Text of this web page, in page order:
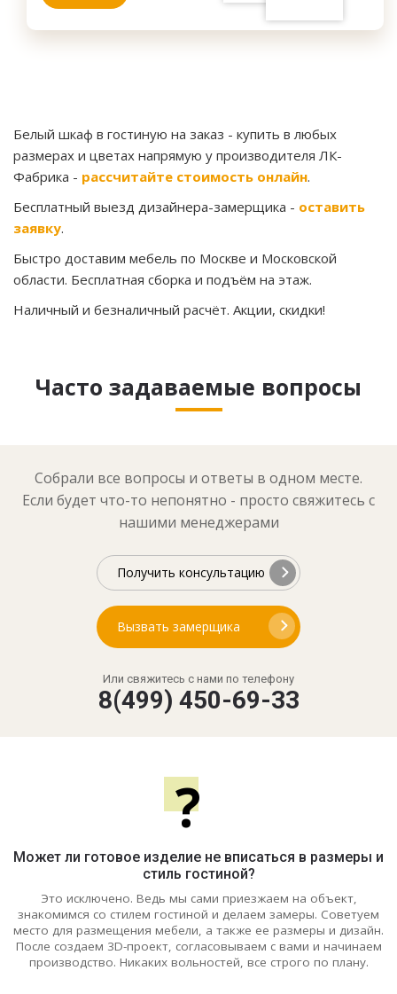
Белый шкаф в гостиную на заказ - купить в любых
размерах и цветах напрямую у производителя ЛК-
Фабрика - рассчитайте стоимость онлайн.
Бесплатный выезд дизайнера-замерщика - оставить
заявку.
Быстро доставим мебель по Москве и Московской
области. Бесплатная сборка и подъём на этаж.
Наличный и безналичный расчёт. Акции, скидки!
Часто задаваемые вопросы
Собрали все вопросы и ответы в одном месте.
Если будет что-то непонятно - просто свяжитесь с
нашими менеджерами
Получить консультацию
Вызвать замерщика
Или свяжитесь с нами по телефону
8(499) 450-69-33
?
Может ли готовое изделие не вписаться в размеры и
стиль гостиной?
Это исключено. Ведь мы сами приезжаем на объект,
знакомимся со стилем гостиной и делаем замеры. Советуем
место для размещения мебели, а также ее размеры и дизайн.
После создаем 3D-проект, согласовываем с вами и начинаем
производство. Никаких вольностей, все строго по плану.